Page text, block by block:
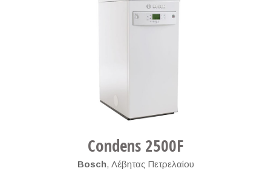
Condens 2500F
Bosch, Λέβητας Πετρελαίου